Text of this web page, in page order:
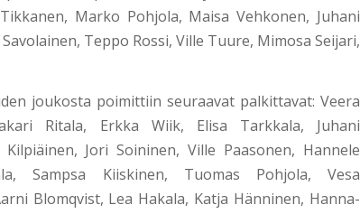
Marko Pohjola, Maisa Vehkonen, Juhani
Teppo Rossi, Ville Tuure, Mimosa Seijari,
joukosta poimittiin seuraavat palkittavat: Veera
Ritala, Erkka Wiik, Elisa Tarkkala, Juhani
Jori Soininen, Ville Paasonen, Hannele
Sampsa Kiiskinen, Tuomas Pohjola, Vesa
Blomqvist, Lea Hakala, Katja Hänninen, Hanna-